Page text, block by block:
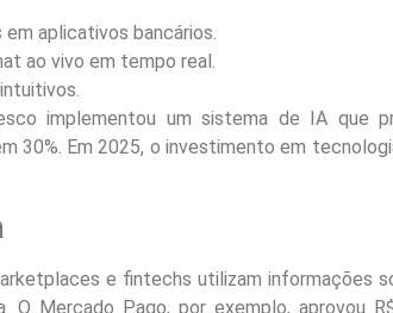
aplicativos bancários.
ao vivo em tempo real.
implementou um sistema de IA que
30%. Em 2025, o investimento em
e fintechs utilizam informações
Mercado Pago, por exemplo, aprovou